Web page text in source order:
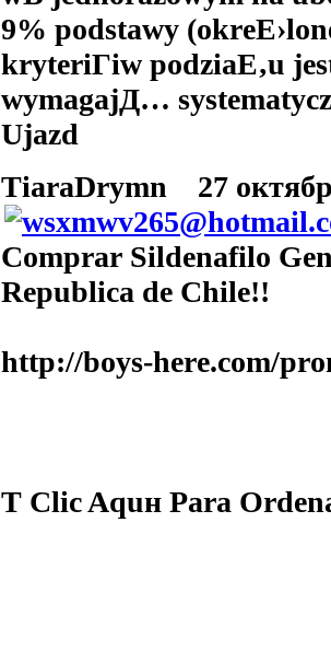
9% podstawy
kryteriГіw podziaЕ‚u
wymagajД…
Ujazd
TiaraDrymn
27
Comprar Sildenafilo
Republica de Chile!!
http://boys-here.com/
Т Clic Aquн Para